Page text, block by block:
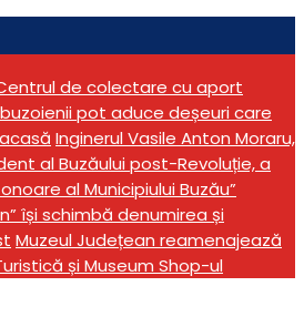
de colectare cu aport
pot aduce deșeuri care
Inginerul Vasile Anton Moraru,
al Buzăului post-Revoluție, a
al Municipiului Buzău”
își schimbă denumirea și
Muzeul Județean reamenajează
și Museum Shop-ul